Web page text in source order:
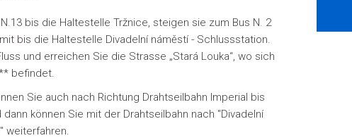
bis die Haltestelle Tržnice, steigen sie zum Bus N. 2
bis die Haltestelle Divadelní náměstí - Schlussstation.
und erreichen Sie die Strasse „Stará Louka“, wo sich
befindet.
Sie auch nach Richtung Drahtseilbahn Imperial bis
können Sie mit der Drahtseilbahn nach "Divadelní
weiterfahren.